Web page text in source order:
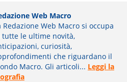
Web Macro
Redazione Web Macro si occupa
tutte le ultime novità,
curiosità,
che riguardano il
Macro. Gli articoli... Leggi la